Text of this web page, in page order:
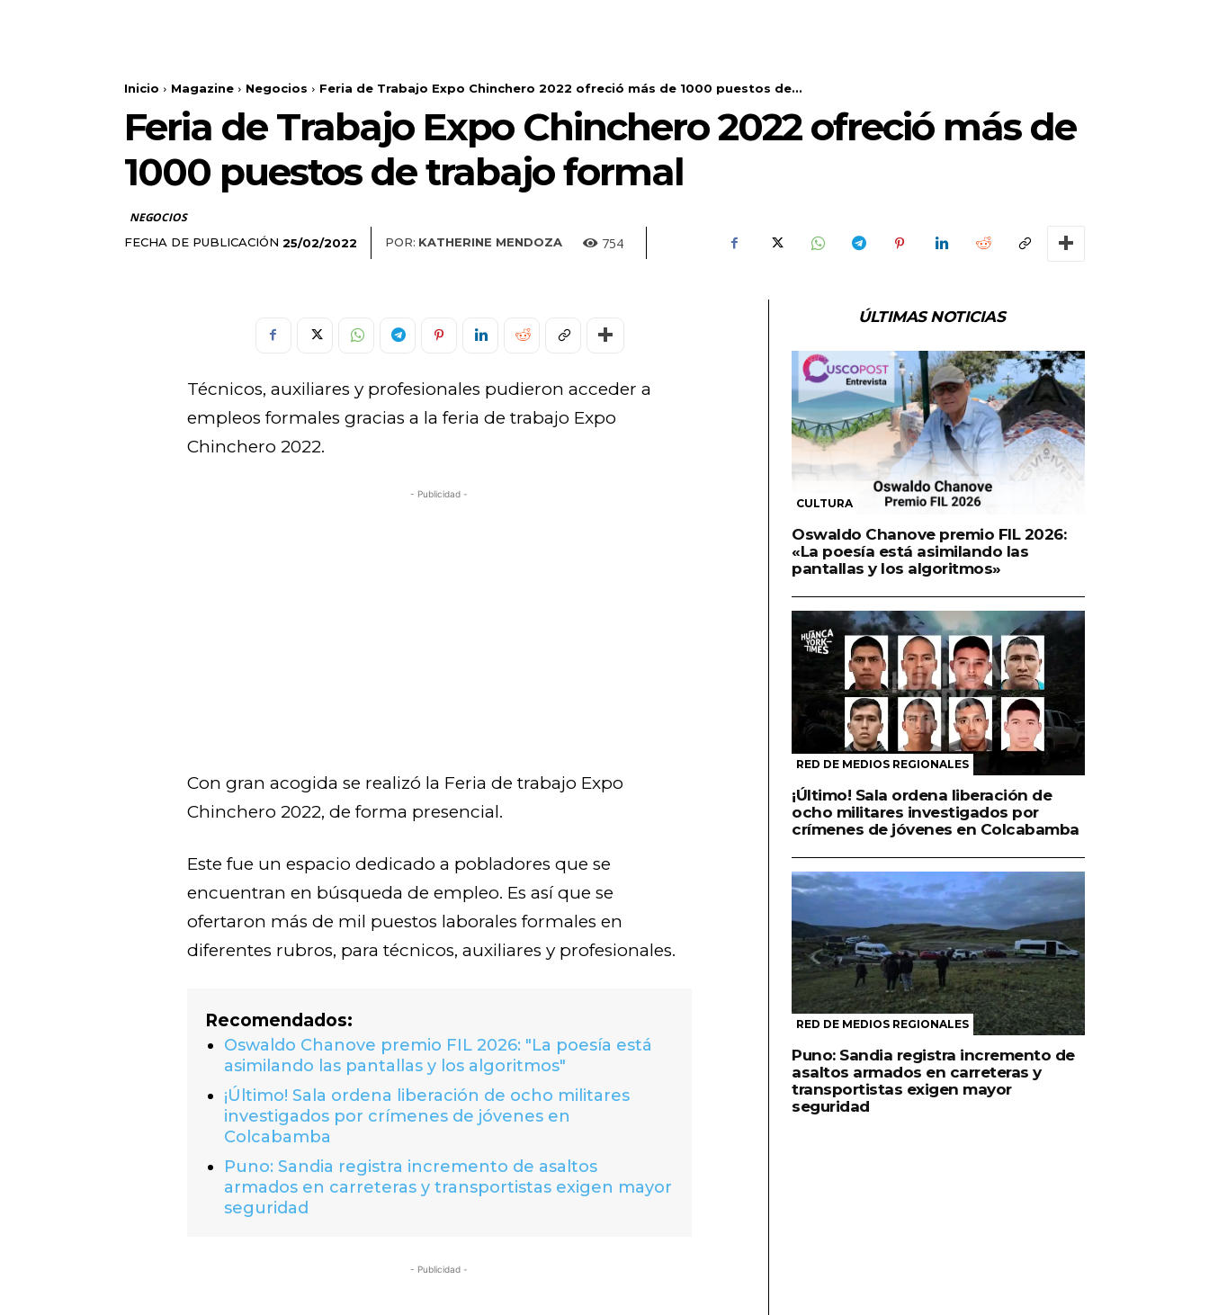
Inicio Magazine Negocios Feria de Trabajo Expo Chinchero 2022 ofreció más de 1000 puestos de...
Feria de Trabajo Expo Chinchero 2022 ofreció más de
1000 puestos de trabajo formal
NEGOCIOS
FECHA DE PUBLICACIÓN 25/02/2022 POR: KATHERINE MENDOZA 754
Técnicos, auxiliares y profesionales pudieron acceder a
empleos formales gracias a la feria de trabajo Expo
Chinchero 2022.
- Publicidad -
Con gran acogida se realizó la Feria de trabajo Expo
Chinchero 2022, de forma presencial.
Este fue un espacio dedicado a pobladores que se
encuentran en búsqueda de empleo. Es así que se
ofertaron más de mil puestos laborales formales en
diferentes rubros, para técnicos, auxiliares y profesionales.
Recomendados:
Oswaldo Chanove premio FIL 2026: "La poesía está
asimilando las pantallas y los algoritmos"
¡Último! Sala ordena liberación de ocho militares
investigados por crímenes de jóvenes en
Colcabamba
Puno: Sandia registra incremento de asaltos
armados en carreteras y transportistas exigen mayor
seguridad
- Publicidad -
ÚLTIMAS NOTICIAS
CULTURA
Oswaldo Chanove premio FIL 2026:
«La poesía está asimilando las
pantallas y los algoritmos»
RED DE MEDIOS REGIONALES
¡Último! Sala ordena liberación de
ocho militares investigados por
crímenes de jóvenes en Colcabamba
RED DE MEDIOS REGIONALES
Puno: Sandia registra incremento de
asaltos armados en carreteras y
transportistas exigen mayor
seguridad